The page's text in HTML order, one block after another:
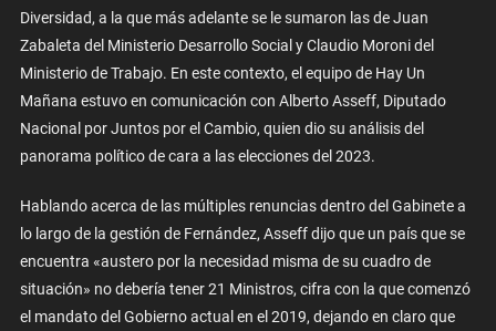
Diversidad, a la que más adelante se le sumaron las de Juan
Zabaleta del Ministerio Desarrollo Social y Claudio Moroni del
Ministerio de Trabajo. En este contexto, el equipo de Hay Un
Mañana estuvo en comunicación con Alberto Asseff, Diputado
Nacional por Juntos por el Cambio, quien dio su análisis del
panorama político de cara a las elecciones del 2023.
Hablando acerca de las múltiples renuncias dentro del Gabinete a
lo largo de la gestión de Fernández, Asseff dijo que un país que se
encuentra «austero por la necesidad misma de su cuadro de
situación» no debería tener 21 Ministros, cifra con la que comenzó
el mandato del Gobierno actual en el 2019, dejando en claro que